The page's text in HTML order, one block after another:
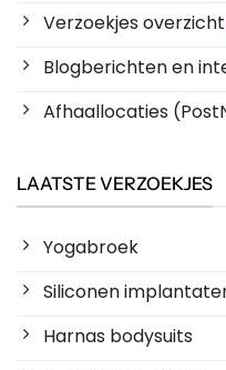
Verzoekjes overzicht
Blogberichten en
Afhaallocaties
LAATSTE VERZOEKJES
Yogabroek
Siliconen
Harnas bodysuits